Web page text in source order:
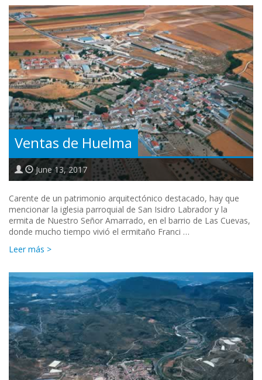
Ventas de Huelma
June 13, 2017
Carente de un patrimonio arquitectónico destacado, hay que
mencionar la iglesia parroquial de San Isidro Labrador y la
ermita de Nuestro Señor Amarrado, en el barrio de Las Cuevas,
donde mucho tiempo vivió el ermitaño Franci …
Leer más >